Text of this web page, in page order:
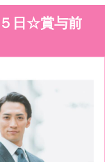
５日☆賞与前